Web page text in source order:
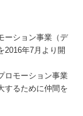
ーション事業（デ
2016年7月より開
ロモーション事業
するために仲間を